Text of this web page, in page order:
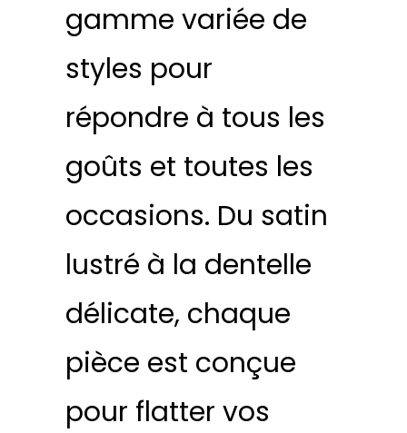
gamme variée de
styles pour
répondre à tous les
goûts et toutes les
occasions. Du satin
lustré à la dentelle
délicate, chaque
pièce est conçue
pour flatter vos